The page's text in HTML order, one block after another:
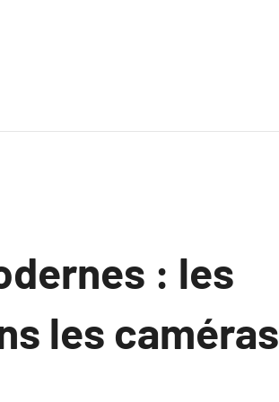
: les
les caméras